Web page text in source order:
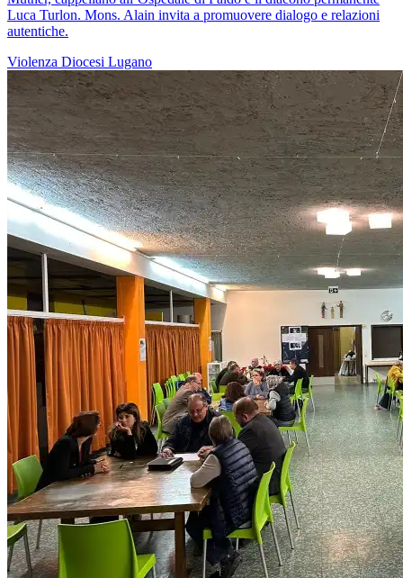
Luca Turlon. Mons. Alain invita a promuovere dialogo e relazioni
autentiche.
Violenza Diocesi Lugano